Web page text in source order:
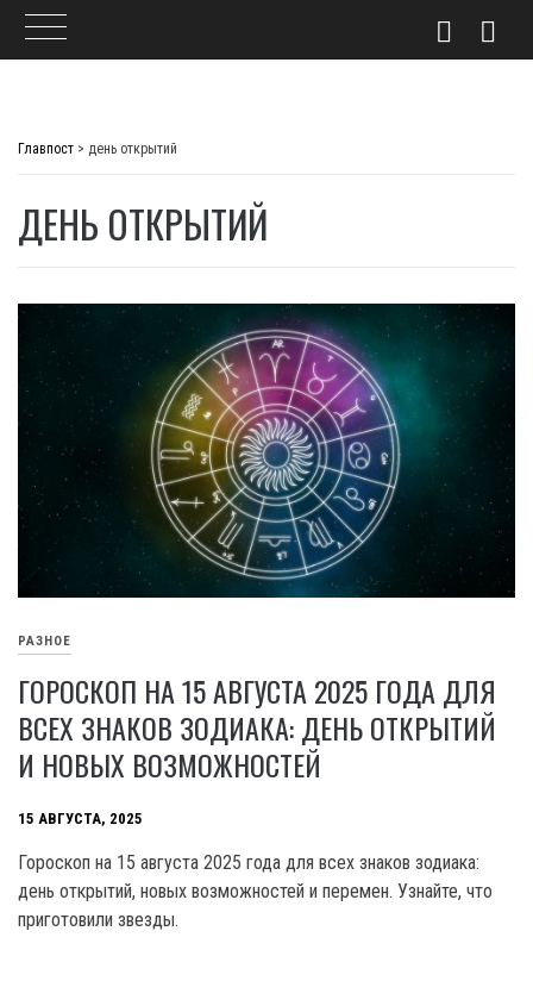
Главпост > день открытий
ДЕНЬ ОТКРЫТИЙ
РАЗНОЕ
ГОРОСКОП НА 15 АВГУСТА 2025 ГОДА ДЛЯ
ВСЕХ ЗНАКОВ ЗОДИАКА: ДЕНЬ ОТКРЫТИЙ
И НОВЫХ ВОЗМОЖНОСТЕЙ
15 АВГУСТА, 2025
Гороскоп на 15 августа 2025 года для всех знаков зодиака:
день открытий, новых возможностей и перемен. Узнайте, что
приготовили звезды.